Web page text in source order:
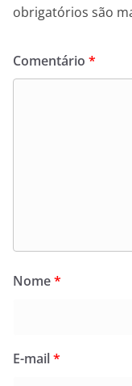
obrigatórios são
Comentário *
Nome*
E-mail*